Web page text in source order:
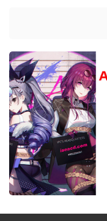
处理器:
显卡: 4 GB
DirectX 版
网络: 宽带
存储空间:
声卡:
附注事项:
Client on
more